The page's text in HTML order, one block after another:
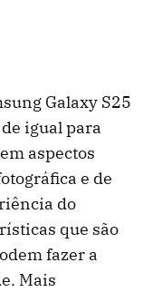
Galaxy S25
igual para
aspectos
e de
do
que são
fazer a
Mais